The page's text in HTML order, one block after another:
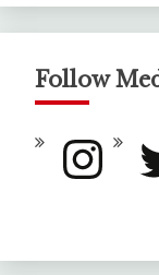
Follow
Instagram